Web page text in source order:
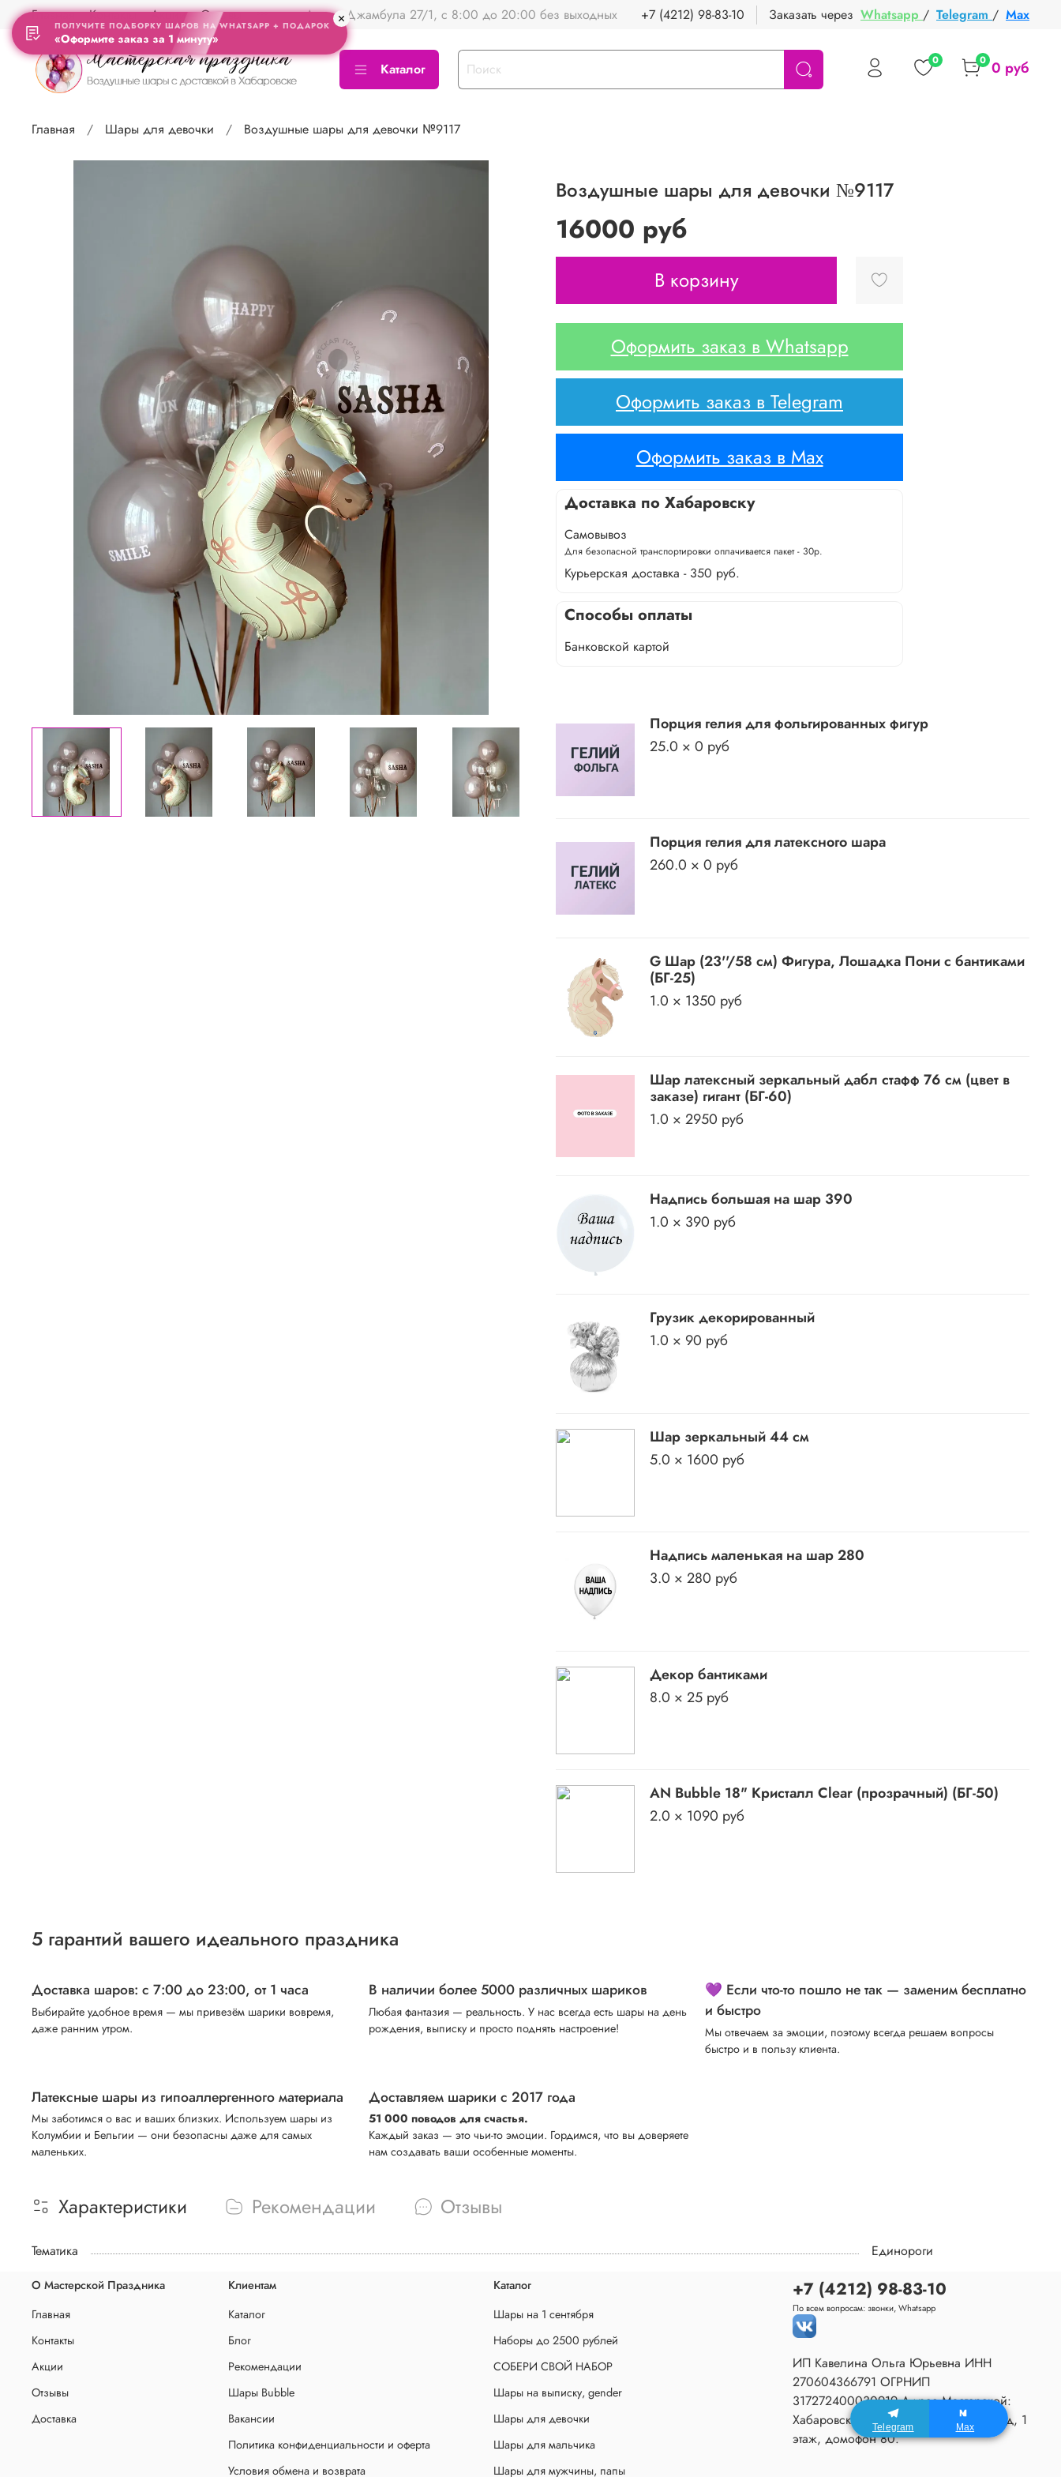
Главная Контакты Акции Отзывы Адрес Джамбула 27/1, с 8:00 до 20:00 без выходных +7 (4212) 98-83-10 Заказать через Whatsapp / Telegram / Max
Каталог 0 0 0 руб
Главная Шары для девочки Воздушные шары для девочки №9117
Воздушные шары для девочки №9117
16000 руб
В корзину
Оформить заказ в Whatsapp
Оформить заказ в Telegram
Оформить заказ в Max
Доставка по Хабаровску
Самовывоз
Для безопасной транспортировки оплачивается пакет - 30р.
Курьерская доставка - 350 руб.
Способы оплаты
Банковской картой
Порция гелия для фольгированных фигур
25.0 × 0 руб
Порция гелия для латексного шара
260.0 × 0 руб
G Шар (23''/58 см) Фигура, Лошадка Пони с бантиками
(БГ-25)
1.0 × 1350 руб
Шар латексный зеркальный дабл стафф 76 см (цвет в
заказе) гигант (БГ-60)
1.0 × 2950 руб
Надпись большая на шар 390
1.0 × 390 руб
Грузик декорированный
1.0 × 90 руб
Шар зеркальный 44 см
5.0 × 1600 руб
Надпись маленькая на шар 280
3.0 × 280 руб
Декор бантиками
8.0 × 25 руб
AN Bubble 18" Кристалл Clear (прозрачный) (БГ-50)
2.0 × 1090 руб
5 гарантий вашего идеального праздника
Доставка шаров: с 7:00 до 23:00, от 1 часа
Выбирайте удобное время — мы привезём шарики вовремя,
даже ранним утром.
В наличии более 5000 различных шариков
Любая фантазия — реальность. У нас всегда есть шары на день
рождения, выписку и просто поднять настроение!
💜 Если что-то пошло не так — заменим бесплатно
и быстро
Мы отвечаем за эмоции, поэтому всегда решаем вопросы
быстро и в пользу клиента.
Латексные шары из гипоаллергенного материала
Мы заботимся о вас и ваших близких. Используем шары из
Колумбии и Бельгии — они безопасны даже для самых
маленьких.
Доставляем шарики с 2017 года
51 000 поводов для счастья.
Каждый заказ — это чьи-то эмоции. Гордимся, что вы доверяете
нам создавать ваши особенные моменты.
Характеристики Рекомендации Отзывы
Тематика Единороги
О Мастерской Праздника
Главная
Контакты
Акции
Отзывы
Доставка
Клиентам
Каталог
Блог
Рекомендации
Шары Bubble
Вакансии
Политика конфиденциальности и оферта
Условия обмена и возврата
Каталог
Шары на 1 сентября
Наборы до 2500 рублей
СОБЕРИ СВОЙ НАБОР
Шары на выписку, gender
Шары для девочки
Шары для мальчика
Шары для мужчины, папы
+7 (4212) 98-83-10
По всем вопросам: звонки, Whatsapp
ИП Кавелина Ольга Юрьевна ИНН
270604366791 ОГРНИП
317272400030919 Адрес Мастерской:
Хабаровск, Джамбула 27/1, 2 подъезд, 1
этаж, домофон 80.
Telegram Max
ПОЛУЧИТЕ ПОДБОРКУ ШАРОВ НА WHATSAPP + ПОДАРОК
«Оформите заказ за 1 минуту»